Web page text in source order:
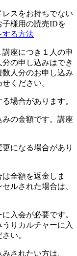
スをお持ちでない
様用の読売IDを
する方法
座につき１人の申
の申し込みはでき
人分のお申し込み
ください。
場合があります。
の金額です。講座
になる場合があり
全額を返金しま
ルされた場合は、
入会が必要です。
りカルチャーに入
い。
されたい方は、